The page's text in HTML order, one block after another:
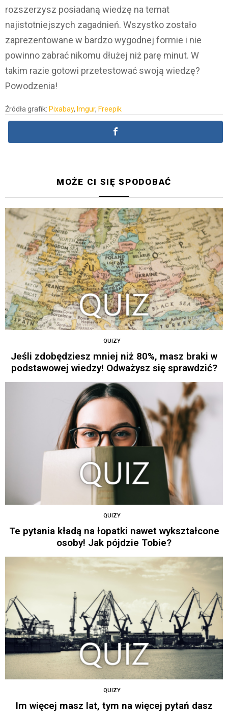
rozszerzysz posiadaną wiedzę na temat
najistotniejszych zagadnień. Wszystko zostało
zaprezentowane w bardzo wygodnej formie i nie
powinno zabrać nikomu dłużej niż parę minut. W
takim razie gotowi przetestować swoją wiedzę?
Powodzenia!
Źródła grafik: Pixabay, Imgur, Freepik
MOŻE CI SIĘ SPODOBAĆ
QUIZY
Jeśli zdobędziesz mniej niż 80%, masz braki w
podstawowej wiedzy! Odważysz się sprawdzić?
QUIZY
Te pytania kładą na łopatki nawet wykształcone
osoby! Jak pójdzie Tobie?
QUIZY
Im więcej masz lat, tym na więcej pytań dasz